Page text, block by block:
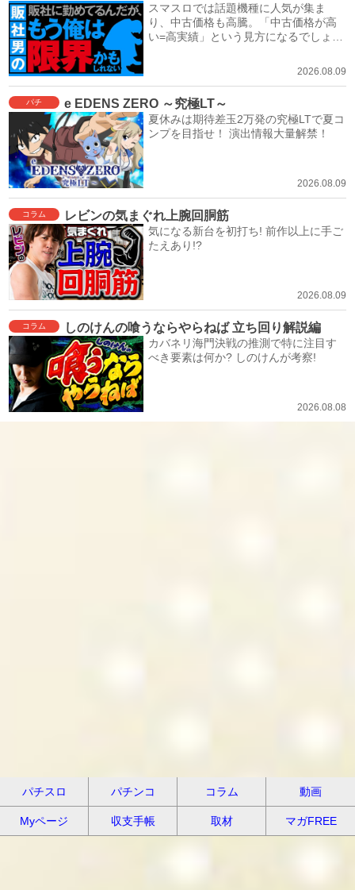
スマスロでは話題機種に人気が集ま
り、中古価格も高騰。「中古価格が高
い=高実績」という見方になるでしょ
2026.08.09
パチ e EDENS ZERO ～究極LT～
夏休みは期待差玉2万発の究極LTで夏コ
ンプを目指せ！ 演出情報大量解禁！
2026.08.09
コラム レビンの気まぐれ上腕回胴筋
気になる新台を初打ち! 前作以上に手ご
たえあり!?
2026.08.09
コラム しのけんの喰うならやらねば 立ち回り解説編
カバネリ海門決戦の推測で特に注目す
べき要素は何か? しのけんが考察!
2026.08.08
パチスロ パチンコ コラム 動画
Myページ 収支手帳 取材 マガFREE